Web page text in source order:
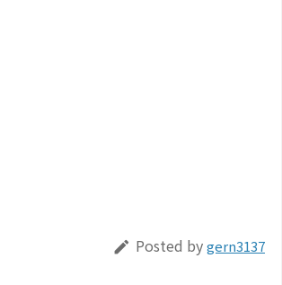
 Posted bygern3137